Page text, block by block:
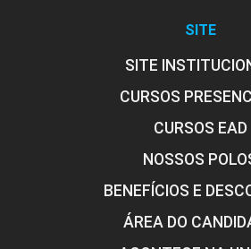
SITE
SITE
CURSOS
CURSOS EAD
NOSSOS
BENEFÍCIOS E
ÁREA DO